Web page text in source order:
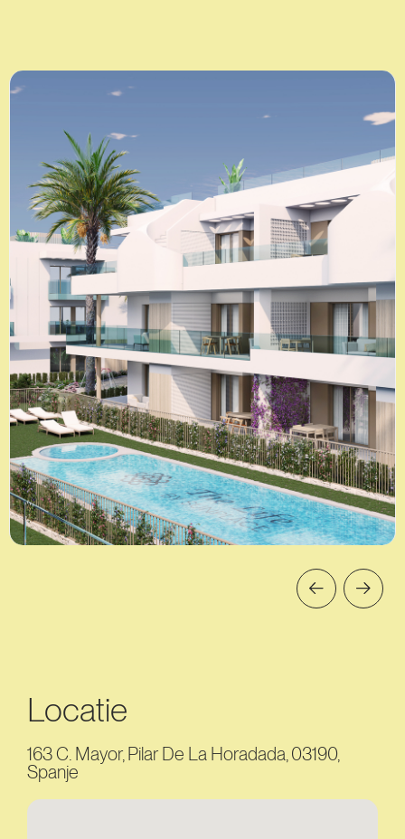
Locatie
163 C. Mayor, Pilar De La Horadada, 03190,
Spanje